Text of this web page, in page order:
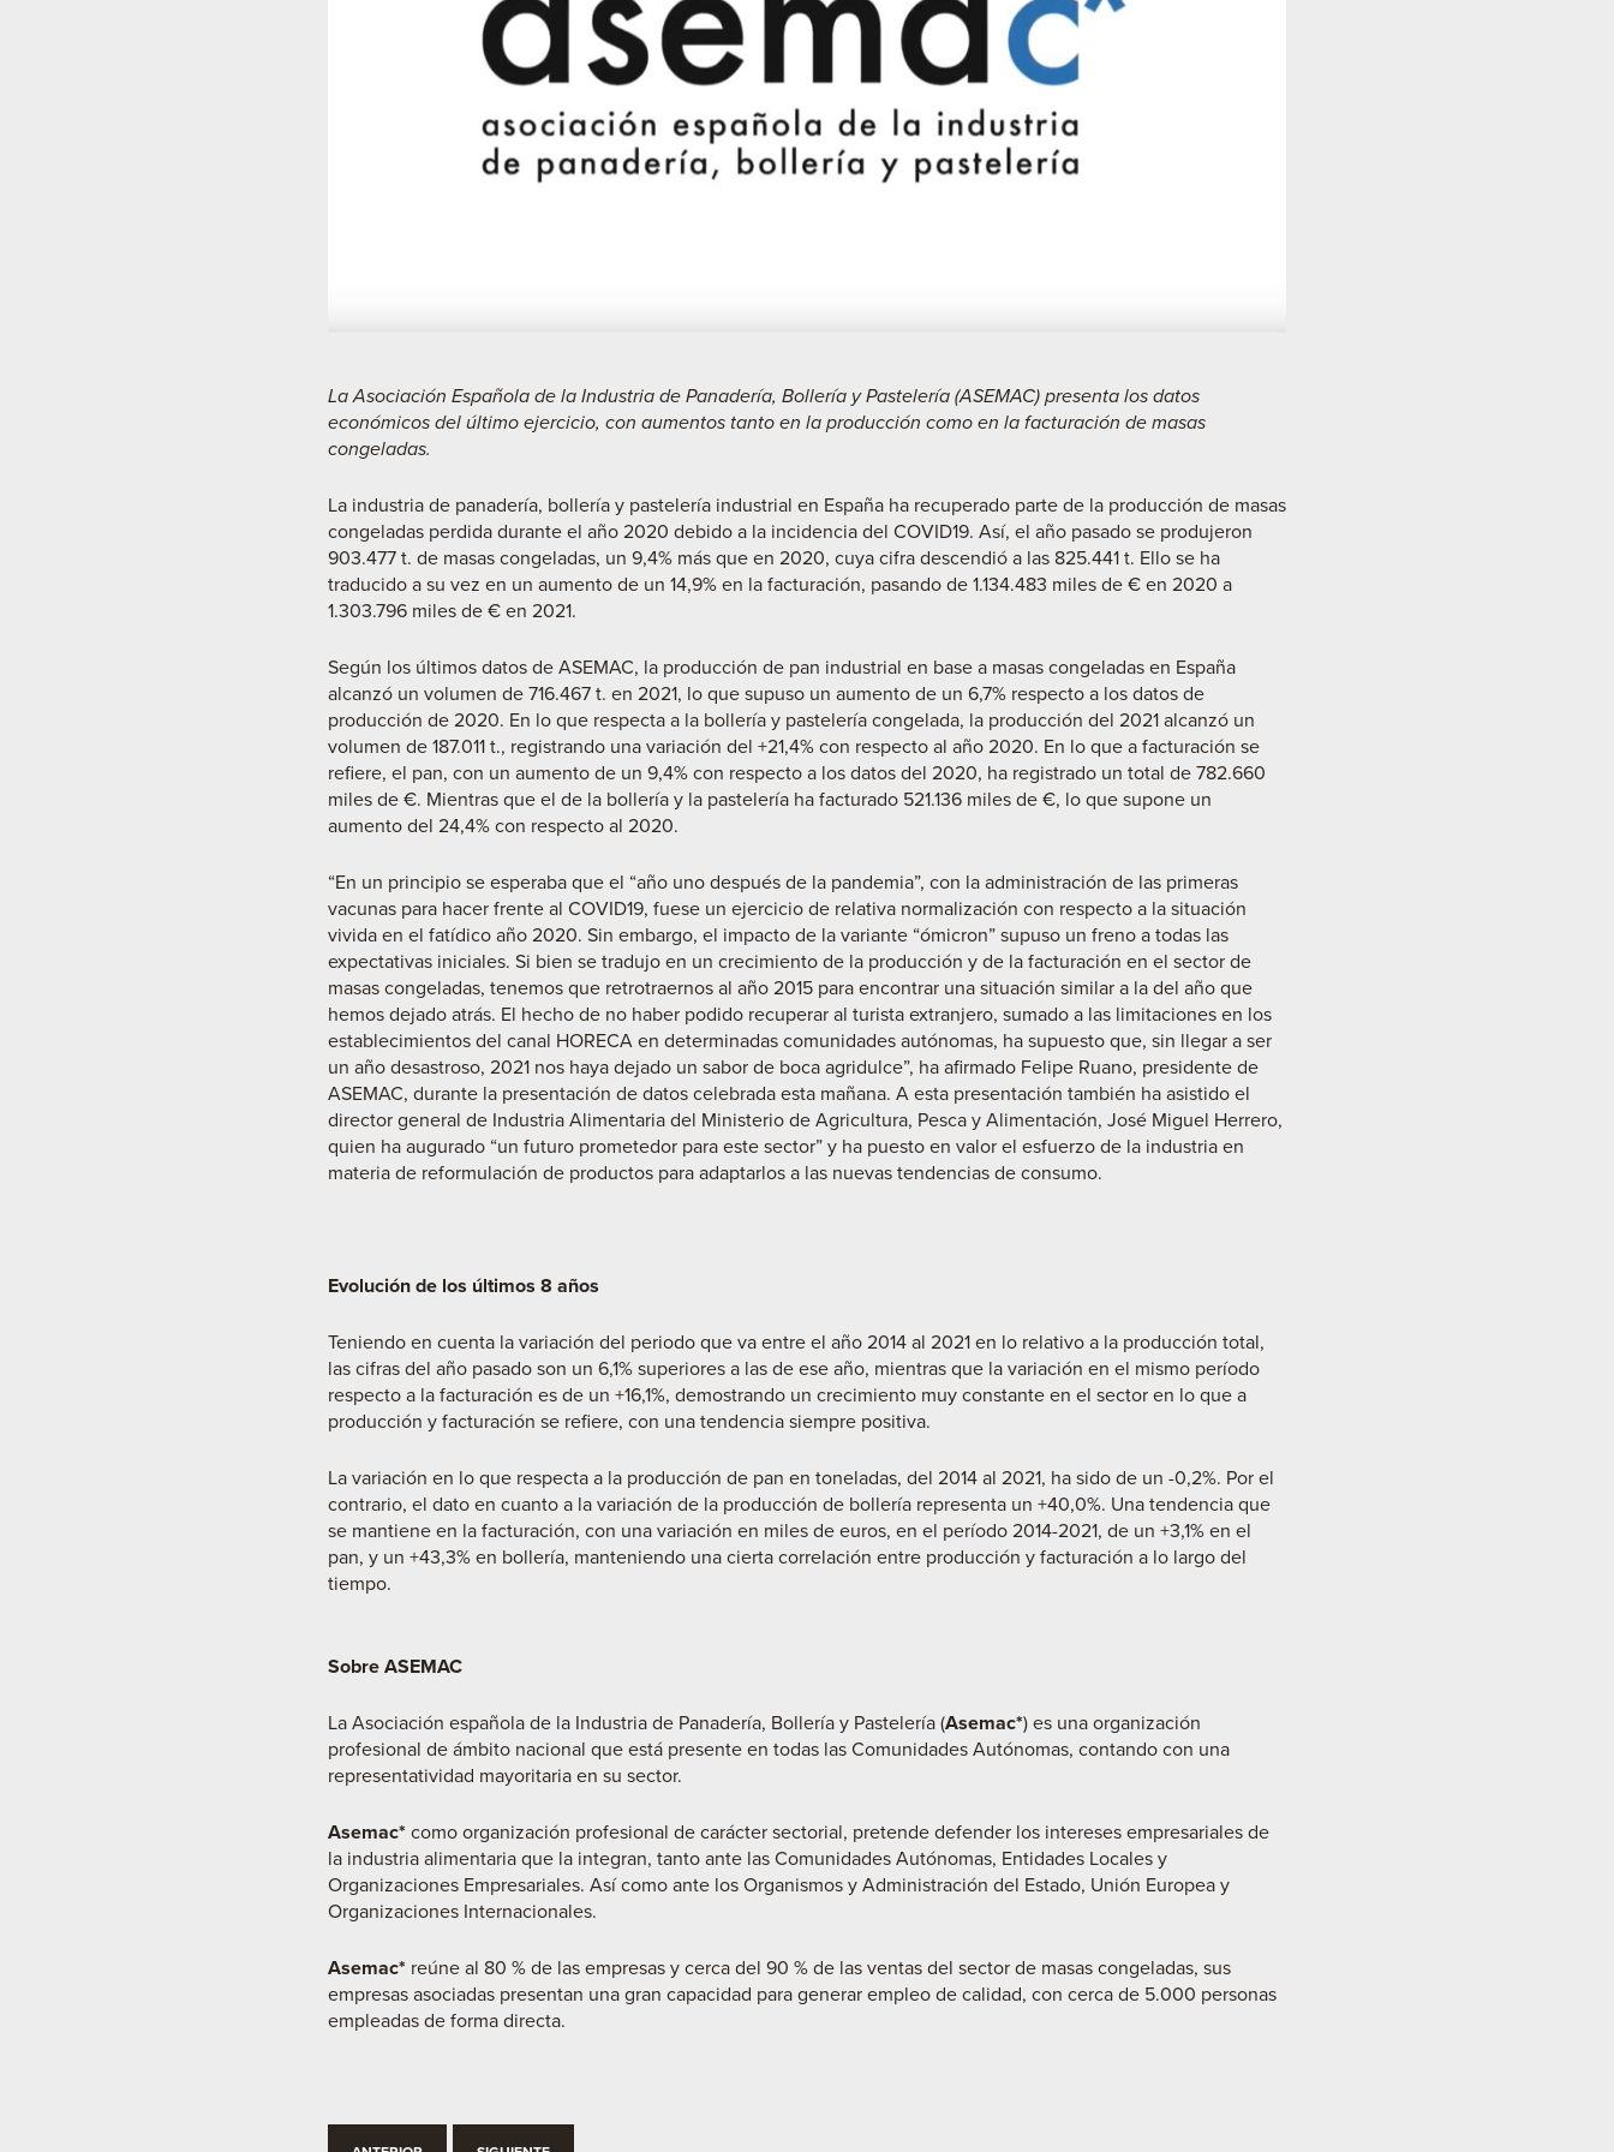
La Asociación Española de la Industria de Panadería, Bollería y Pastelería (ASEMAC) presenta los datos
económicos del último ejercicio, con aumentos tanto en la producción como en la facturación de masas
congeladas.
La industria de panadería, bollería y pastelería industrial en España ha recuperado parte de la producción de masas
congeladas perdida durante el año 2020 debido a la incidencia del COVID19. Así, el año pasado se produjeron
903.477 t. de masas congeladas, un 9,4% más que en 2020, cuya cifra descendió a las 825.441 t. Ello se ha
traducido a su vez en un aumento de un 14,9% en la facturación, pasando de 1.134.483 miles de € en 2020 a
1.303.796 miles de € en 2021.
Según los últimos datos de ASEMAC, la producción de pan industrial en base a masas congeladas en España
alcanzó un volumen de 716.467 t. en 2021, lo que supuso un aumento de un 6,7% respecto a los datos de
producción de 2020. En lo que respecta a la bollería y pastelería congelada, la producción del 2021 alcanzó un
volumen de 187.011 t., registrando una variación del +21,4% con respecto al año 2020. En lo que a facturación se
refiere, el pan, con un aumento de un 9,4% con respecto a los datos del 2020, ha registrado un total de 782.660
miles de €. Mientras que el de la bollería y la pastelería ha facturado 521.136 miles de €, lo que supone un
aumento del 24,4% con respecto al 2020.
“En un principio se esperaba que el “año uno después de la pandemia”, con la administración de las primeras
vacunas para hacer frente al COVID19, fuese un ejercicio de relativa normalización con respecto a la situación
vivida en el fatídico año 2020. Sin embargo, el impacto de la variante “ómicron” supuso un freno a todas las
expectativas iniciales. Si bien se tradujo en un crecimiento de la producción y de la facturación en el sector de
masas congeladas, tenemos que retrotraernos al año 2015 para encontrar una situación similar a la del año que
hemos dejado atrás. El hecho de no haber podido recuperar al turista extranjero, sumado a las limitaciones en los
establecimientos del canal HORECA en determinadas comunidades autónomas, ha supuesto que, sin llegar a ser
un año desastroso, 2021 nos haya dejado un sabor de boca agridulce”, ha afirmado Felipe Ruano, presidente de
ASEMAC, durante la presentación de datos celebrada esta mañana. A esta presentación también ha asistido el
director general de Industria Alimentaria del Ministerio de Agricultura, Pesca y Alimentación, José Miguel Herrero,
quien ha augurado “un futuro prometedor para este sector” y ha puesto en valor el esfuerzo de la industria en
materia de reformulación de productos para adaptarlos a las nuevas tendencias de consumo.
Evolución de los últimos 8 años
Teniendo en cuenta la variación del periodo que va entre el año 2014 al 2021 en lo relativo a la producción total,
las cifras del año pasado son un 6,1% superiores a las de ese año, mientras que la variación en el mismo período
respecto a la facturación es de un +16,1%, demostrando un crecimiento muy constante en el sector en lo que a
producción y facturación se refiere, con una tendencia siempre positiva.
La variación en lo que respecta a la producción de pan en toneladas, del 2014 al 2021, ha sido de un -0,2%. Por el
contrario, el dato en cuanto a la variación de la producción de bollería representa un +40,0%. Una tendencia que
se mantiene en la facturación, con una variación en miles de euros, en el período 2014-2021, de un +3,1% en el
pan, y un +43,3% en bollería, manteniendo una cierta correlación entre producción y facturación a lo largo del
tiempo.
Sobre ASEMAC
La Asociación española de la Industria de Panadería, Bollería y Pastelería (Asemac*) es una organización
profesional de ámbito nacional que está presente en todas las Comunidades Autónomas, contando con una
representatividad mayoritaria en su sector.
Asemac* como organización profesional de carácter sectorial, pretende defender los intereses empresariales de
la industria alimentaria que la integran, tanto ante las Comunidades Autónomas, Entidades Locales y
Organizaciones Empresariales. Así como ante los Organismos y Administración del Estado, Unión Europea y
Organizaciones Internacionales.
Asemac* reúne al 80 % de las empresas y cerca del 90 % de las ventas del sector de masas congeladas, sus
empresas asociadas presentan una gran capacidad para generar empleo de calidad, con cerca de 5.000 personas
empleadas de forma directa.